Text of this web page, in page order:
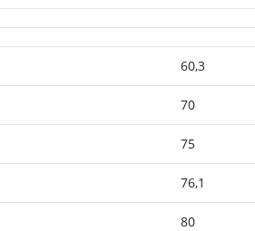
60,3
70
75
76,1
80